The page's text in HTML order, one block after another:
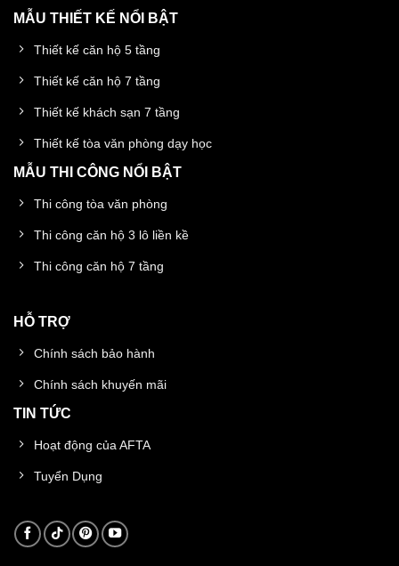
MẪU THIẾT KẾ NỔI BẬT
Thiết kế căn hộ 5 tầng
Thiết kế căn hộ 7 tầng
Thiết kế khách sạn 7 tầng
Thiết kế tòa văn phòng dạy học
MẪU THI CÔNG NỔI BẬT
Thi công tòa văn phòng
Thi công căn hộ 3 lô liền kề
Thi công căn hộ 7 tầng
HỖ TRỢ
Chính sách bảo hành
Chính sách khuyến mãi
TIN TỨC
Hoạt động của AFTA
Tuyển Dụng